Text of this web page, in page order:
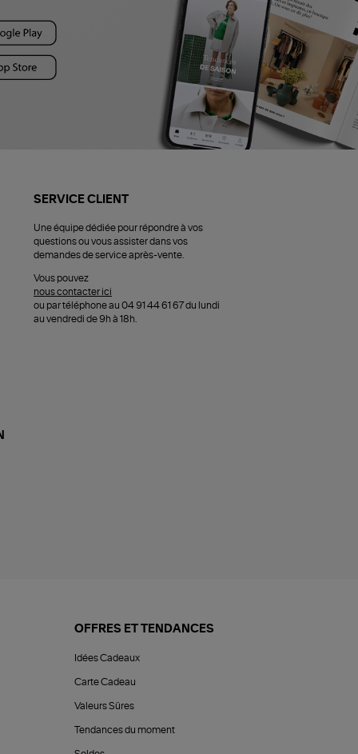
SERVICE CLIENT
Une équipe dédiée pour répondre à vos
questions ou vous assister dans vos
demandes de service après-vente.
Vous pouvez
nous contacter ici
ou par téléphone au 04 91 44 61 67 du lundi
au vendredi de 9h à 18h.
OFFRES ET TENDANCES
Idées Cadeaux
Carte Cadeau
Valeurs Sûres
Tendances du moment